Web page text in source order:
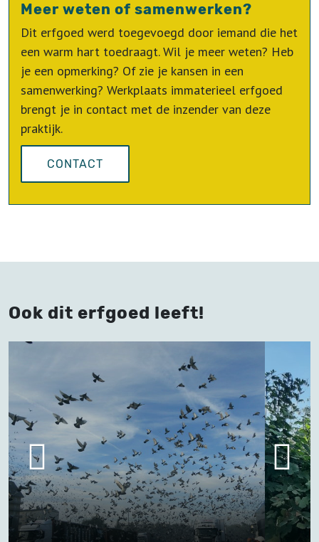
Meer weten of samenwerken?
Dit erfgoed werd toegevoegd door iemand die het
een warm hart toedraagt. Wil je meer weten? Heb
je een opmerking? Of zie je kansen in een
samenwerking? Werkplaats immaterieel erfgoed
brengt je in contact met de inzender van deze
praktijk.
CONTACT
Ook dit erfgoed leeft!